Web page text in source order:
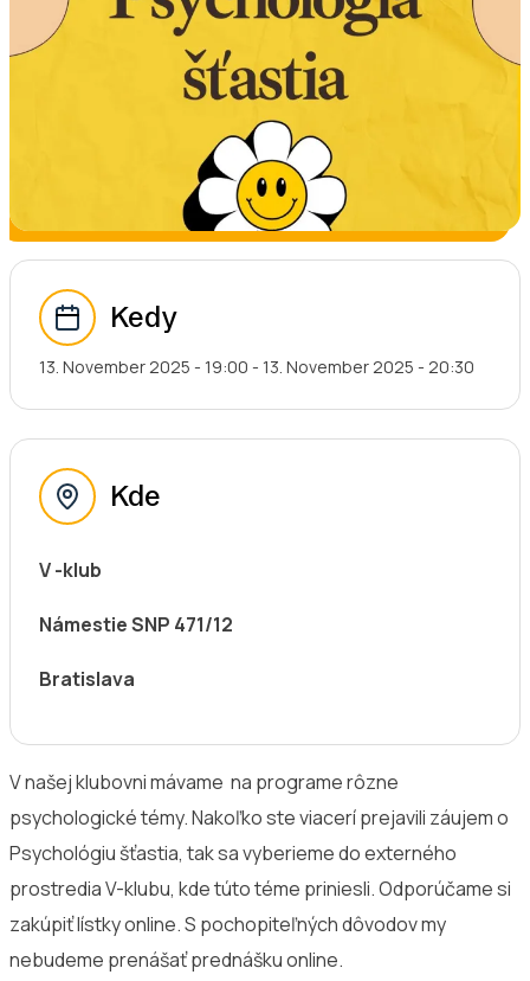
Kedy
13. November 2025 - 19:00 - 13. November 2025 - 20:30
Kde
V -klub
Námestie SNP 471/12
Bratislava
V našej klubovni mávame na programe rôzne
psychologické témy. Nakoľko ste viacerí prejavili záujem o
Psychológiu šťastia, tak sa vyberieme do externého
prostredia V-klubu, kde túto téme priniesli. Odporúčame si
zakúpiť lístky online. S pochopiteľných dôvodov my
nebudeme prenášať prednášku online.